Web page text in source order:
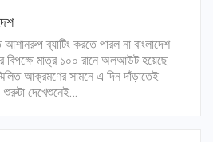
আশানরুপ ব্যাটিং করতে পারল না বাংলাদেশ
বিপক্ষে মাত্র ১০০ রানে অলআউট হয়েছে
আক্রমণের সামনে এ দিন দাঁড়াতেই
শুরুটা দেখেশুনেই…